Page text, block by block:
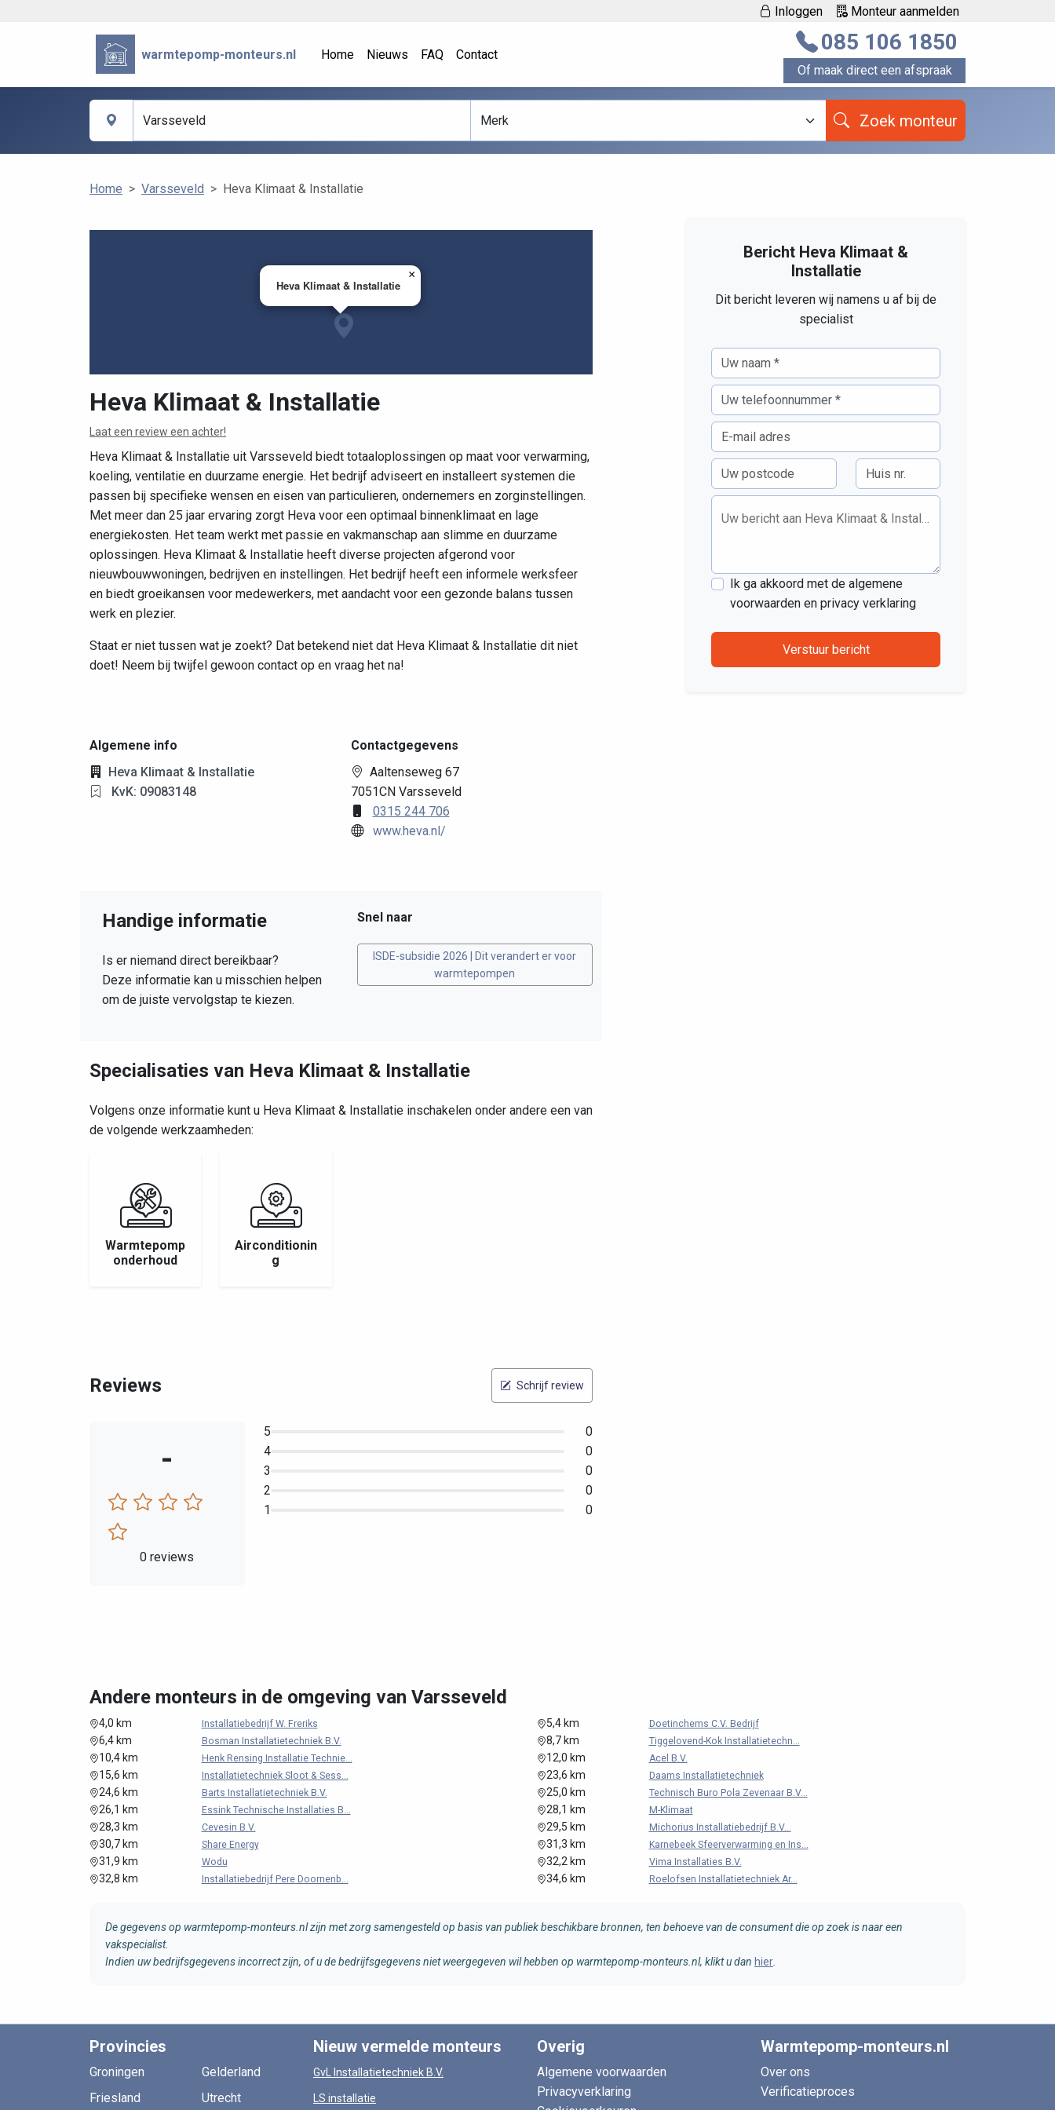
Inloggen Monteur aanmelden
warmtepomp-monteurs.nl Home Nieuws FAQ Contact 085 106 1850
Of maak direct een afspraak
Zoek monteur
Home Varsseveld Heva Klimaat & Installatie
Heva Klimaat & Installatie
×
Heva Klimaat & Installatie
Laat een review een achter!
Heva Klimaat & Installatie uit Varsseveld biedt totaaloplossingen op maat voor verwarming,
koeling, ventilatie en duurzame energie. Het bedrijf adviseert en installeert systemen die
passen bij specifieke wensen en eisen van particulieren, ondernemers en zorginstellingen.
Met meer dan 25 jaar ervaring zorgt Heva voor een optimaal binnenklimaat en lage
energiekosten. Het team werkt met passie en vakmanschap aan slimme en duurzame
oplossingen. Heva Klimaat & Installatie heeft diverse projecten afgerond voor
nieuwbouwwoningen, bedrijven en instellingen. Het bedrijf heeft een informele werksfeer
en biedt groeikansen voor medewerkers, met aandacht voor een gezonde balans tussen
werk en plezier.
Staat er niet tussen wat je zoekt? Dat betekend niet dat Heva Klimaat & Installatie dit niet
doet! Neem bij twijfel gewoon contact op en vraag het na!
Algemene info
Heva Klimaat & Installatie
KvK: 09083148
Contactgegevens
Aaltenseweg 67
7051CN Varsseveld
0315 244 706
www.heva.nl/
Handige informatie
Is er niemand direct bereikbaar?
Deze informatie kan u misschien helpen
om de juiste vervolgstap te kiezen.
Snel naar
ISDE-subsidie 2026 | Dit verandert er voor
warmtepompen
Specialisaties van Heva Klimaat & Installatie
Volgens onze informatie kunt u Heva Klimaat & Installatie inschakelen onder andere een van
de volgende werkzaamheden:
Warmtepomp
onderhoud
Airconditionin
g
Reviews Schrijf review
-
0 reviews
5
0
4
0
3
0
2
0
1
0
Bericht Heva Klimaat &
Installatie
Dit bericht leveren wij namens u af bij de
specialist
Uw bericht aan Heva Klimaat & Installatie
Ik ga akkoord met de algemene
voorwaarden en privacy verklaring
Verstuur bericht
Andere monteurs in de omgeving van Varsseveld
4,0 km Installatiebedrijf W. Freriks 5,4 km Doetinchems C.V. Bedrijf
6,4 km Bosman Installatietechniek B.V. 8,7 km Tiggelovend-Kok Installatietechn...
10,4 km Henk Rensing Installatie Technie... 12,0 km Acel B.V.
15,6 km Installatietechniek Sloot & Sess... 23,6 km Daams Installatietechniek
24,6 km Barts Installatietechniek B.V. 25,0 km Technisch Buro Pola Zevenaar B.V...
26,1 km Essink Technische Installaties B... 28,1 km M-Klimaat
28,3 km Cevesin B.V. 29,5 km Michorius Installatiebedrijf B.V...
30,7 km Share Energy 31,3 km Karnebeek Sfeerverwarming en Ins...
31,9 km Wodu 32,2 km Vima Installaties B.V.
32,8 km Installatiebedrijf Pere Doornenb... 34,6 km Roelofsen Installatietechniek Ar...
De gegevens op warmtepomp-monteurs.nl zijn met zorg samengesteld op basis van publiek beschikbare bronnen, ten behoeve van de consument die op zoek is naar een
vakspecialist.
Indien uw bedrijfsgegevens incorrect zijn, of u de bedrijfsgegevens niet weergegeven wil hebben op warmtepomp-monteurs.nl, klikt u dan hier
Provincies
Groningen
Friesland
Gelderland
Utrecht
Nieuw vermelde monteurs
GvL Installatietechniek B.V.
LS installatie
Overig
Algemene voorwaarden
Privacyverklaring
Warmtepomp-monteurs.nl
Over ons
Verificatieproces